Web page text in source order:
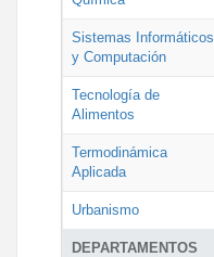
DEPARTAMENTOS
Sistemas Informáticos
y Computación
Tecnología de
Alimentos
Termodinámica
Aplicada
Urbanismo